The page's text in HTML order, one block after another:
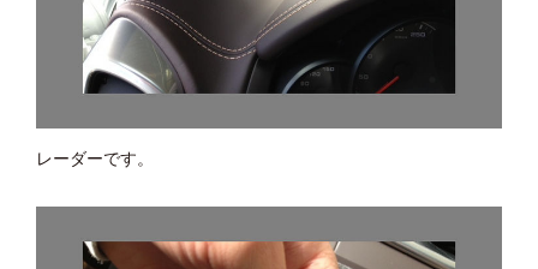
レーダーです。